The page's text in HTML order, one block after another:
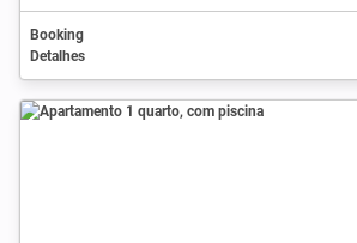
Booking
Detalhes